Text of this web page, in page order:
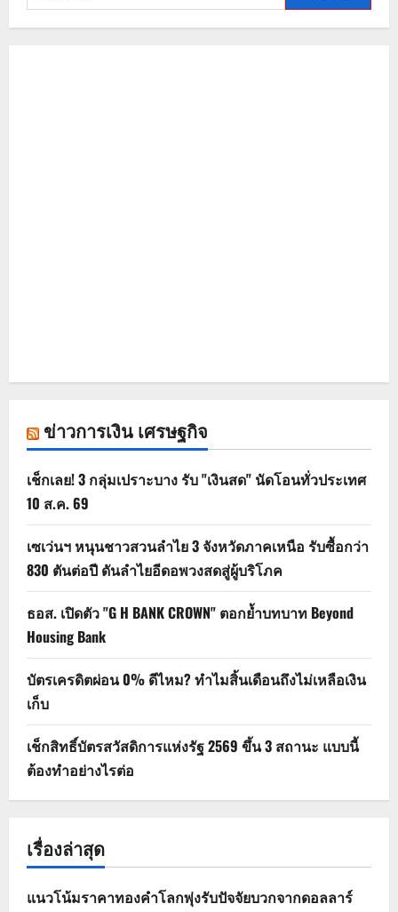
สำหรับ:
ข่าวการเงิน เศรษฐกิจ
เช็กเลย! 3 กลุ่มเปราะบาง รับ "เงินสด" นัดโอนทั่วประเทศ
10 ส.ค. 69
เซเว่นฯ หนุนชาวสวนลำไย 3 จังหวัดภาคเหนือ รับซื้อกว่า
830 ตันต่อปี ดันลำไยอีดอพวงสดสู่ผู้บริโภค
ธอส. เปิดตัว "G H BANK CROWN" ตอกย้ำบทบาท Beyond
Housing Bank
บัตรเครดิตผ่อน 0% ดีไหม? ทำไมสิ้นเดือนถึงไม่เหลือเงิน
เก็บ
เช็กสิทธิ์บัตรสวัสดิการแห่งรัฐ 2569 ขึ้น 3 สถานะ แบบนี้
ต้องทำอย่างไรต่อ
เรื่องล่าสุด
แนวโน้มราคาทองคำโลกพุ่งรับปัจจัยบวกจากดอลลาร์